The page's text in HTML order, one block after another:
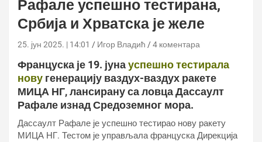
Рафале успешно тестирана,
Србија и Хрватска је желе
25. јун 2025. | 14:01 Игор Владић 4 коментара
Француска је 19. јунауспешно тестирала
нову генерацију ваздух-ваздух ракете
МИЦА НГ, лансирану са ловцаДассаулт
Рафале изнад Средоземног мора.
Дассаулт Рафале је успешно тестирао нову ракету
МИЦА НГ. Тестом је управљала француска Дирекција